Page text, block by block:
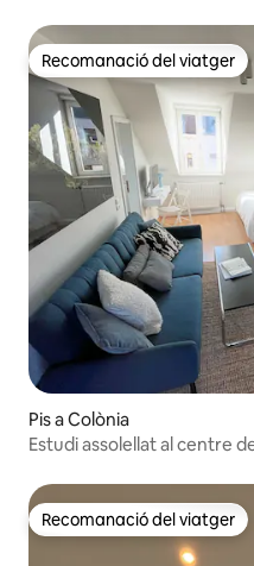
Recomanació del viatger
Recomanació del viatger
Pis a Colònia
Estudi assolellat al centre
Recomanació del viatger
Recomanació del viatger